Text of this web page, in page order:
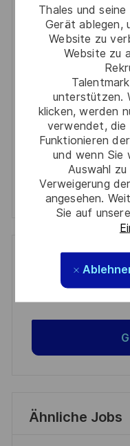
Thales und
Gerät ablegen,
Website zu
Website zu
unterstützen.
klicken, werden
verwendet, die
Funktionieren
und wenn Sie
Auswahl
Verweigerung
angesehen.
Sie auf
You'll receive
Enter
(Required)
Prüfen Sie die
persönlicher Daten
Manage alerts
Manage alerts
Get tailored
based on
Ähnliche Jobs